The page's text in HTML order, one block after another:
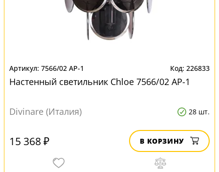
7566/02 AP-1 226833
Настенный светильник Chloe 7566/02 AP-1
Divinare (Италия) 28 шт.
15 368 ₽ В КОРЗИНУ